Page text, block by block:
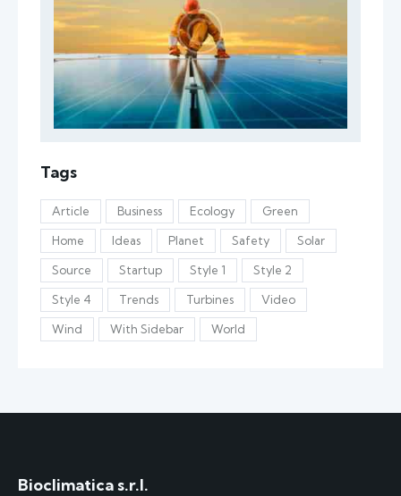
Tags
Article Business Ecology Green
Home Ideas Planet Safety Solar
Source Startup Style 1 Style 2
Style 4 Trends Turbines Video
Wind With Sidebar World
Bioclimatica s.r.l.